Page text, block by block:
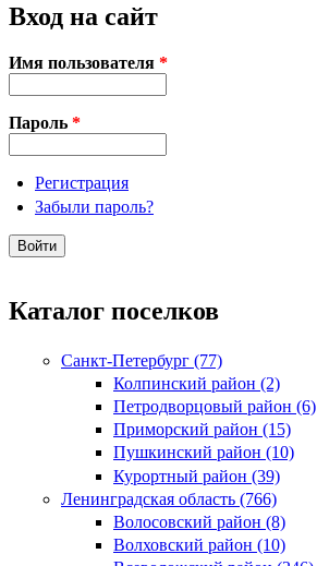
Вход на сайт
Имя пользователя *
Пароль *
Регистрация
Забыли пароль?
Каталог поселков
Санкт-Петербург (77)
Колпинский район (2)
Петродворцовый район (6)
Приморский район (15)
Пушкинский район (10)
Курортный район (39)
Ленинградская область (766)
Волосовский район (8)
Волховский район (10)